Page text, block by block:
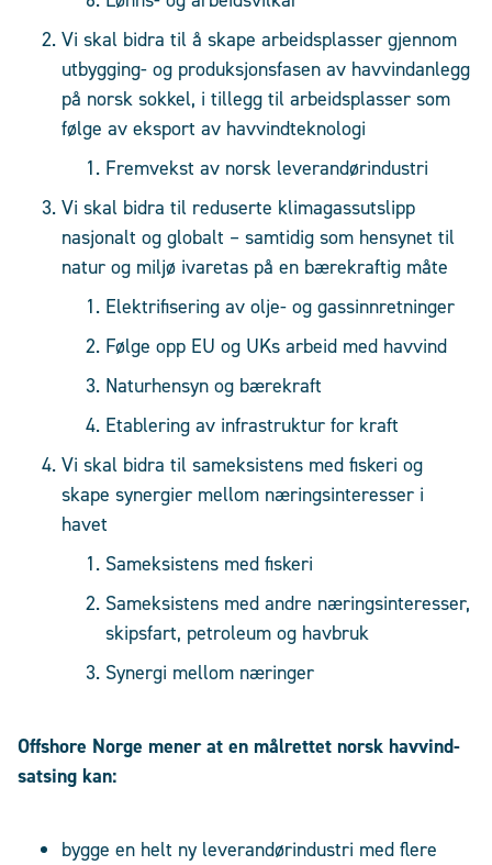
Vi skal bidra til å skape arbeidsplasser gjennom
utbygging- og produksjonsfasen av havvindanlegg
på norsk sokkel, i tillegg til arbeidsplasser som
følge av eksport av havvindteknologi
Fremvekst av norsk leverandørindustri
Vi skal bidra til reduserte klimagassutslipp
nasjonalt og globalt – samtidig som hensynet til
natur og miljø ivaretas på en bærekraftig måte
Elektrifisering av olje- og gassinnretninger
Følge opp EU og UKs arbeid med havvind
Naturhensyn og bærekraft
Etablering av infrastruktur for kraft​
Vi skal bidra til sameksistens med fiskeri og
skape synergier mellom næringsinteresser i
havet
Sameksistens med fiskeri
Sameksistens med andre næringsinteresser,
skipsfart, petroleum og havbruk
Synergi mellom næringer
Offshore Norge mener at en målrettet norsk havvind-
satsing kan:
bygge en helt ny leverandørindustri med flere